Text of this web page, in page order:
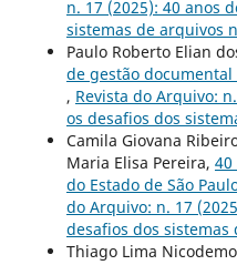
n. 17 (2025): 40 anos
sistemas de arquivos
Paulo Roberto Elian
de gestão
, Revista do Arquivo:
os desafios dos
Camila Giovana
Maria Elisa Pereira, 40
do Estado de São
do Arquivo: n. 17
desafios dos
Thiago Lima